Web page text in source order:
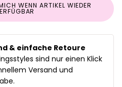
WENN ARTIKEL WIEDER
& einfache Retoure
sind nur einen Klick
Versand und